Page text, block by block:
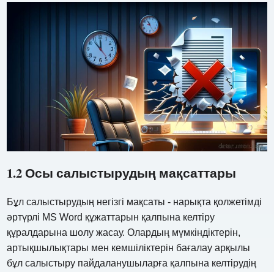
1.2 Осы салыстырудың мақсаттары
Бұл салыстырудың негізгі мақсаты - нарықта қолжетімді
әртүрлі MS Word құжаттарын қалпына келтіру
құралдарына шолу жасау. Олардың мүмкіндіктерін,
артықшылықтары мен кемшіліктерін бағалау арқылы
бұл салыстыру пайдаланушыларға қалпына келтірудің